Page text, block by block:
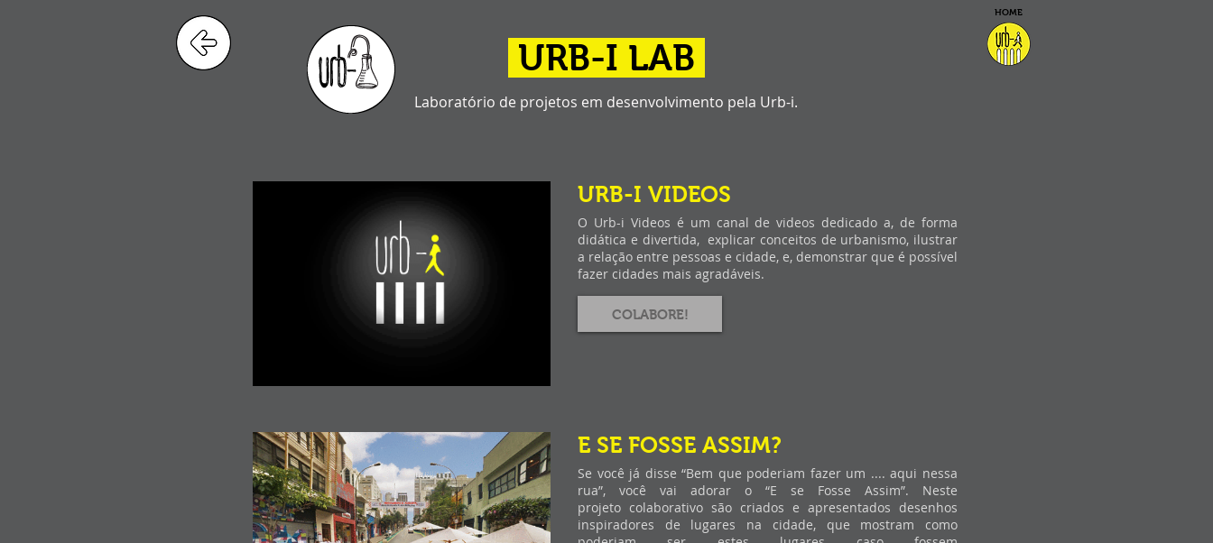
HOME
URB-I LAB
Laboratório de projetos em desenvolvimento pela Urb-i.
URB-I VIDEOS
O Urb-i Videos é um canal de videos dedicado a, de forma
didática e divertida, explicar conceitos de urbanismo, ilustrar
a relação entre pessoas e cidade, e, demonstrar que é possível
fazer cidades mais agradáveis.
COLABORE!
E SE FOSSE ASSIM?
Se você já disse “Bem que poderiam fazer um .... aqui nessa
rua”, você vai adorar o “E se Fosse Assim”. Neste
projeto colaborativo são criados e apresentados desenhos
inspiradores de lugares na cidade, que mostram como